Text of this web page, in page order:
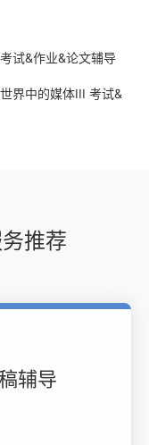
试&作业&论文辅导
界中的媒体III 考试&
推荐
辅导